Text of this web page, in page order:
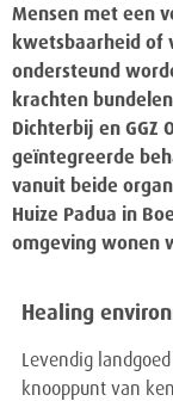
Mensen met een
kwetsbaarheid of
ondersteund
krachten
Dichterbij en GGZ
geïntegreerde
vanuit beide
Huize Padua in
omgeving wonen
Healing
Levendig
knooppunt van